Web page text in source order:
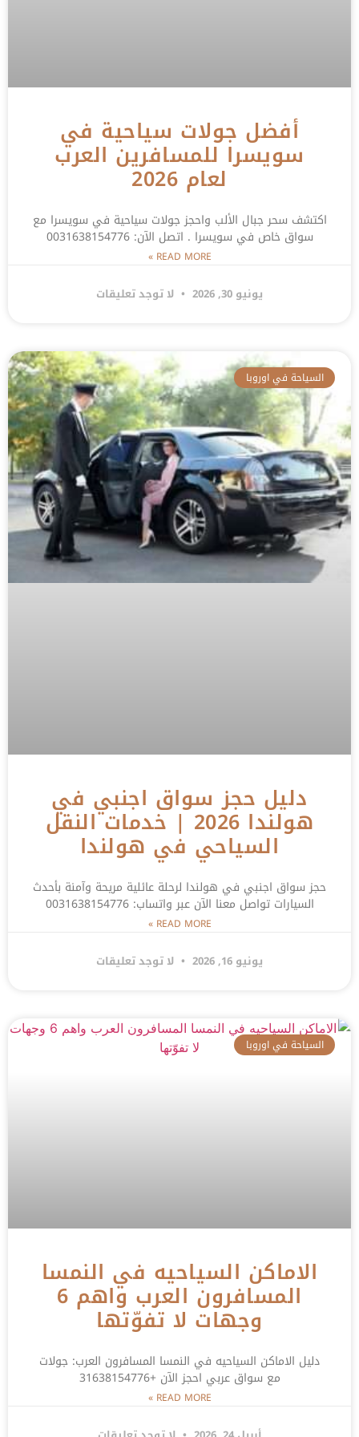
أفضل جولات سياحية في
سويسرا للمسافرين العرب
لعام 2026
اكتشف سحر جبال الألب واحجز جولات سياحية في سويسرا مع
سواق خاص في سويسرا . اتصل الآن: 0031638154776
READ MORE »
يونيو 30, 2026 لا توجد تعليقات
السياحة في اوروبا
دليل حجز سواق اجنبي في
هولندا 2026 | خدمات النقل
السياحي في هولندا
حجز سواق اجنبي في هولندا لرحلة عائلية مريحة وآمنة بأحدث
السيارات تواصل معنا الآن عبر واتساب: 0031638154776
READ MORE »
يونيو 16, 2026 لا توجد تعليقات
السياحة في اوروبا
الاماكن السياحيه في النمسا
المسافرون العرب واهم 6
وجهات لا تفوّتها
دليل الاماكن السياحيه في النمسا المسافرون العرب: جولات
مع سواق عربي احجز الآن +31638154776
READ MORE »